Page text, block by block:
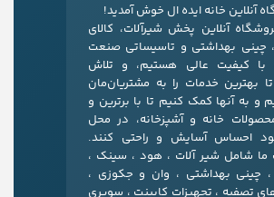
آنلاین خانه ایده ال خوش آمدید!
آنلاین پخش شیرآلات، کالای
چینی بهداشتی و تاسیساتی صنعت
با کیفیت عالی هستیم، و تلاش
بهترین خدمات را به مشتریان‌مان
و به آنها کمک کنیم تا با برترین و
خانه و آشپزخانه، در محل
احساس آسایش و راحتی کنند.
ما شامل شیر آلات ، هود ، سینک ،
، چینی بهداشتی ، وان و جکوزی ،
تصفیه ، تجهیزات کابینت ، سوپری